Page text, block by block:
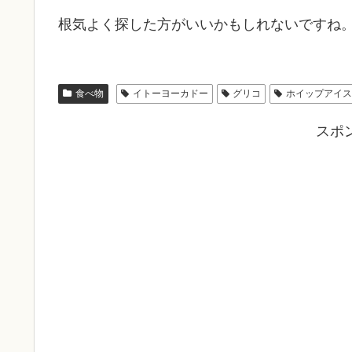
根気よく探した方がいいかもしれないですね。
食べ物 イトーヨーカドー グリコ ホイップアイス
スポ